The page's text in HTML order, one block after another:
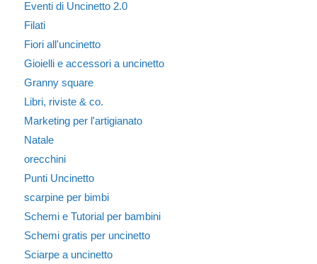
Eventi di Uncinetto 2.0
Filati
Fiori all'uncinetto
Gioielli e accessori a uncinetto
Granny square
Libri, riviste & co.
Marketing per l'artigianato
Natale
orecchini
Punti Uncinetto
scarpine per bimbi
Schemi e Tutorial per bambini
Schemi gratis per uncinetto
Sciarpe a uncinetto